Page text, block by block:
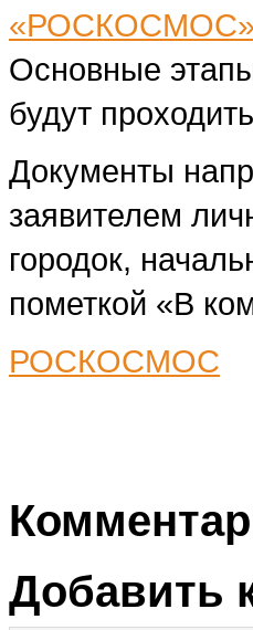
«РОСКОСМОС»
Основные
будут
Документы
заявителем
городок,
пометкой «В
РОСКОСМОС
Добавить